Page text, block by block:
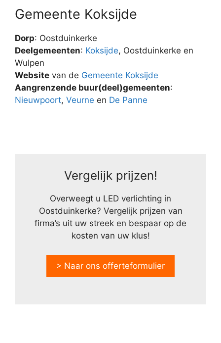
Gemeente Koksijde
Dorp: Oostduinkerke
Deelgemeenten: Koksijde, Oostduinkerke en
Wulpen
Website van de Gemeente Koksijde
Aangrenzende buur(deel)gemeenten:
Nieuwpoort, Veurne en De Panne
Vergelijk prijzen!
Overweegt u LED verlichting in
Oostduinkerke? Vergelijk prijzen van
firma’s uit uw streek en bespaar op de
kosten van uw klus!
> Naar ons offerteformulier